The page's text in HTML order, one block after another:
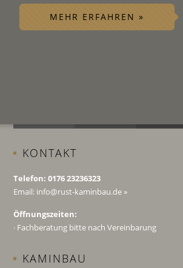
MEHR ERFAHREN »
KONTAKT
Telefon: 0176 23236323
Email: info@rust-kaminbau.de »
Öffnungszeiten:
· Fachberatung bitte nach Vereinbarung
KAMINBAU